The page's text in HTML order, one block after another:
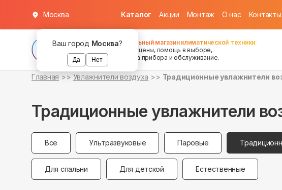
Ваш город Москва?
Да Нет
Москва Каталог Акции Монтаж О нас Контакты
Федеральный магазин климатической техники:
хорошие цены, помощь в выборе,
установка прибора и обслуживание.
Главная Увлажнители воздуха Традиционные увлажнители
Традиционные увлажнители
Все Ультразвуковые Паровые
Для спальни Для детской Естественные